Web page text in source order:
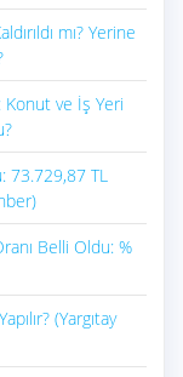
mı? Yerine
ve İş Yeri
73.729,87 TL
Belli Oldu: %
(Yargıtay